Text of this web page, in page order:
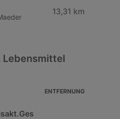
13,31 km
Lebensmittel
ENTFERNUNG